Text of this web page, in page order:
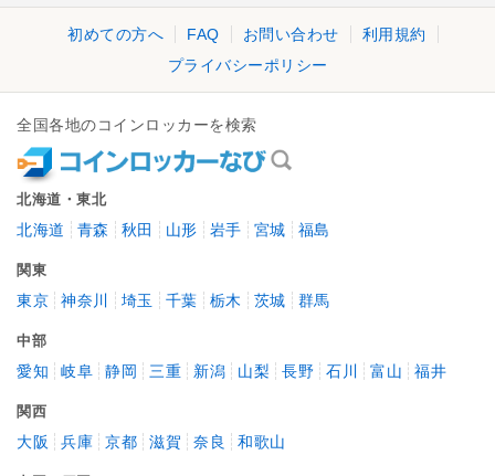
初めての方へ FAQ お問い合わせ
利用規約
プライバシーポリシー
全国各地のコインロッカーを検索
北海道・東北
北海道 青森 秋田 山形 岩手 宮城 福島
関東
東京 神奈川 埼玉 千葉 栃木 茨城 群馬
中部
愛知 岐阜 静岡 三重 新潟 山梨 長野 石川 富山 福井
関西
大阪 兵庫 京都 滋賀 奈良 和歌山